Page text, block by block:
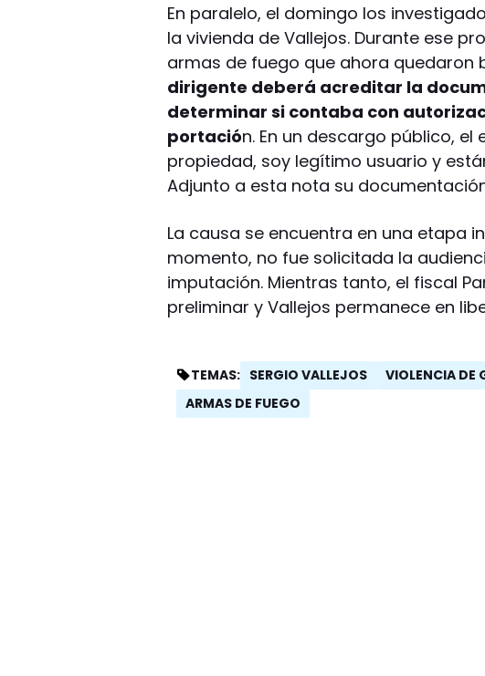
En paralelo, el domingo los
la vivienda de Vallejos. Durante ese
armas de fuego que ahora quedaron
dirigente deberá acreditar la
determinar si contaba con
portación. En un descargo público,
propiedad, soy legítimo usuario y
Adjunto a esta nota su
La causa se encuentra en una etapa
momento, no fue solicitada la
imputación. Mientras tanto, el fiscal
preliminar y Vallejos permanece en
TEMAS: SERGIO VALLEJOS VIOLENCIA DE
ARMAS DE FUEGO